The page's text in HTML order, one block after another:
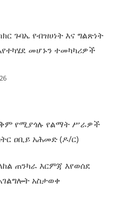
ጉባኤ የብዝሀነት እና ግልጽነት
መሆኑን ተመካካሪዎች
የሚያጎሉ የልማት ሥራዎች
ዐቢይ አሕመድ (ዶ/ር)
ጠንካራ እርምጃ እየወሰደ
አስታወቀ